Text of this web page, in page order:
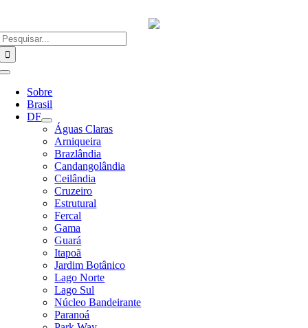
o
conteúdo
Alternar
Navegação
Sobre
Brasil
DF
Águas Claras
Arniqueira
Brazlândia
Candangolândia
Ceilândia
Cruzeiro
Estrutural
Fercal
Gama
Guará
Itapoã
Jardim Botânico
Lago Norte
Lago Sul
Núcleo Bandeirante
Paranoá